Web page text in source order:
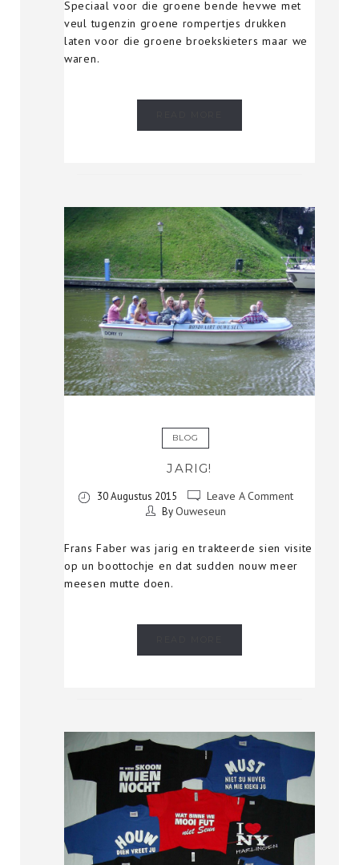
Speciaal voor die groene bende hevwe met
veul tugenzin groene rompertjes drukken
laten voor die groene broekskieters maar we
waren.
BLOG
JARIG!
30 Augustus 2015 Leave A Comment
ByOuweseun
Frans Faber was jarig en trakteerde sien visite
op un boottochje en dat sudden nouw meer
meesen mutte doen.